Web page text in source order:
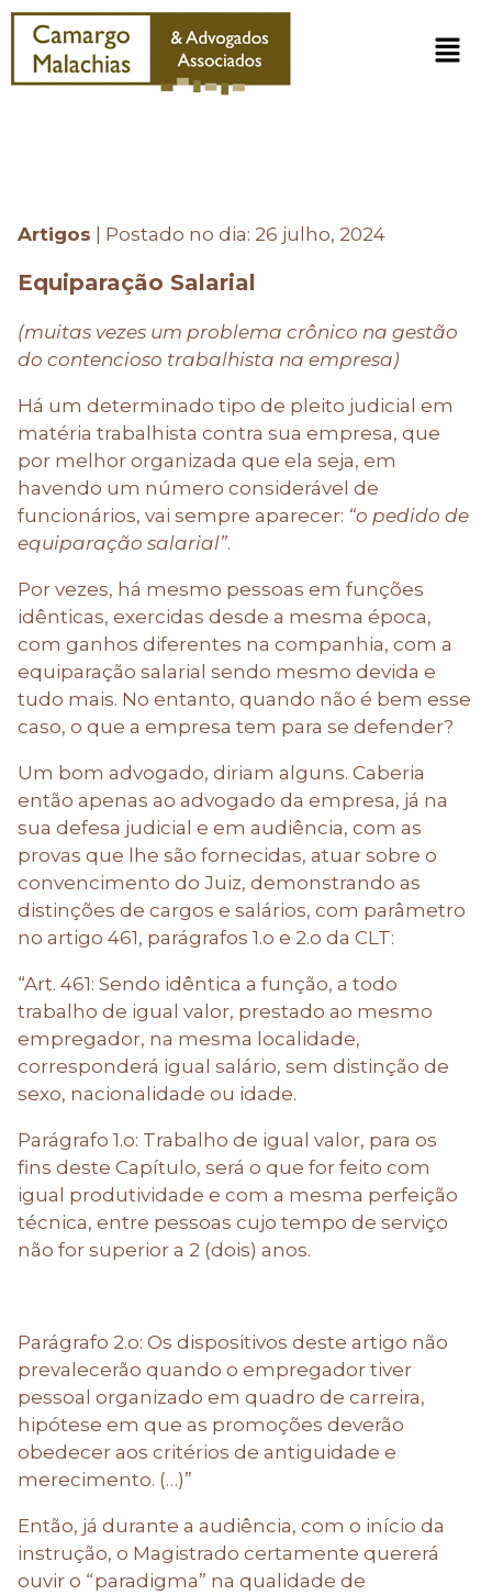
Artigos | Postado no dia: 26 julho, 2024
Equiparação Salarial
(muitas vezes um problema crônico na gestão
do contencioso trabalhista na empresa)
Há um determinado tipo de pleito judicial em
matéria trabalhista contra sua empresa, que
por melhor organizada que ela seja, em
havendo um número considerável de
funcionários, vai sempre aparecer: “o pedido de
equiparação salarial”.
Por vezes, há mesmo pessoas em funções
idênticas, exercidas desde a mesma época,
com ganhos diferentes na companhia, com a
equiparação salarial sendo mesmo devida e
tudo mais. No entanto, quando não é bem esse
caso, o que a empresa tem para se defender?
Um bom advogado, diriam alguns. Caberia
então apenas ao advogado da empresa, já na
sua defesa judicial e em audiência, com as
provas que lhe são fornecidas, atuar sobre o
convencimento do Juiz, demonstrando as
distinções de cargos e salários, com parâmetro
no artigo 461, parágrafos 1.o e 2.o da CLT:
“Art. 461: Sendo idêntica a função, a todo
trabalho de igual valor, prestado ao mesmo
empregador, na mesma localidade,
corresponderá igual salário, sem distinção de
sexo, nacionalidade ou idade.
Parágrafo 1.o: Trabalho de igual valor, para os
fins deste Capítulo, será o que for feito com
igual produtividade e com a mesma perfeição
técnica, entre pessoas cujo tempo de serviço
não for superior a 2 (dois) anos.
Parágrafo 2.o: Os dispositivos deste artigo não
prevalecerão quando o empregador tiver
pessoal organizado em quadro de carreira,
hipótese em que as promoções deverão
obedecer aos critérios de antiguidade e
merecimento. (…)”
Então, já durante a audiência, com o início da
instrução, o Magistrado certamente quererá
ouvir o “paradigma” na qualidade de